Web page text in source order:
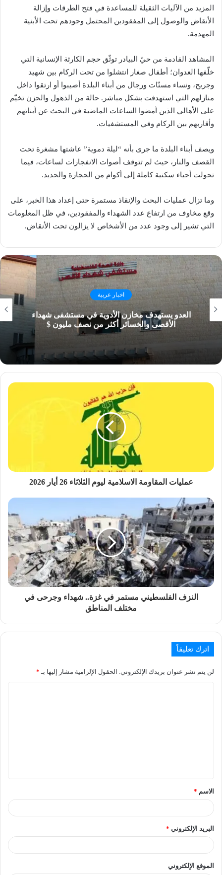
المزيد من الآليات الثقيلة للمساعدة في فتح الطرقات وإزالة
الأنقاض والوصول إلى المفقودين المحتمل وجودهم تحت الأبنية
المهدمة.
المشاهد القادمة من حيّ البيادر توثّق حجم الكارثة الإنسانية التي
خلّفها العدوان؛ أطفال صغار انتشلوا من تحت الركام بين شهيد
وجريح، ونساء مسنّات ورجال من أبناء البلدة أصيبوا أو ارتقوا داخل
منازلهم التي استهدفت بشكل مباشر. حالة من الذهول والحزن تخيّم
على الأهالي الذين أمضوا الساعات الماضية في البحث عن أبنائهم
وأقاربهم بين الركام وفي المستشفيات.
ويصف أبناء البلدة ما جرى بأنه “ليلة دموية” عاشتها مشغرة تحت
القصف والنار، حيث لم تتوقف أصوات الانفجارات لساعات، فيما
تحولت أحياء سكنية كاملة إلى أكوام من الحجارة والحديد.
وما تزال عمليات البحث والإنقاذ مستمرة حتى إعداد هذا الخبر، على
وقع مخاوف من ارتفاع عدد الشهداء والمفقودين، في ظل المعلومات
التي تشير إلى وجود عدد من الأشخاص لا يزالون تحت الأنقاض.
اخبار عربية
العدو يستهدف مخازن الأدوية في مستشفى شهداء
الأقصى والخسائر أكثر من نصف مليون $
عمليات المقاومة الاسلامية ليوم الثلاثاء 26 أيار 2026
النزف الفلسطيني مستمر في غزة.. شهداء وجرحى في
مختلف المناطق
اترك تعليقاً
لن يتم نشر عنوان بريدك الإلكتروني. الحقول الإلزامية مشار إليها بـ *
الاسم *
البريد الإلكتروني *
الموقع الإلكتروني